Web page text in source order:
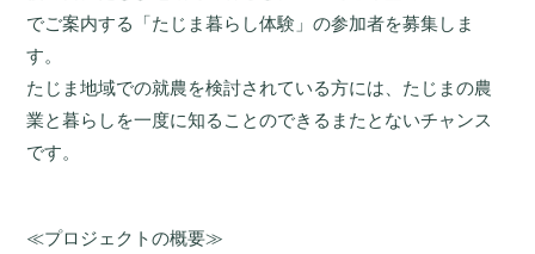
でご案内する「たじま暮らし体験」の参加者を募集しま
す。
たじま地域での就農を検討されている方には、たじまの農
業と暮らしを一度に知ることのできるまたとないチャンス
です。
≪プロジェクトの概要≫